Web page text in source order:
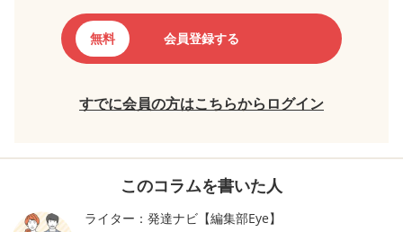
無料 会員登録する
すでに会員の方はこちらからログイン
このコラムを書いた人
ライター：発達ナビ【編集部Eye】